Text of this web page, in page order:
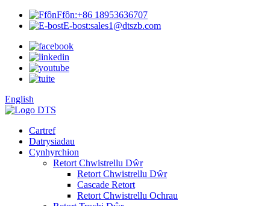
Ffôn:+86 18953636707
E-bost:sales1@dtszb.com
English
Cartref
Datrysiadau
Cynhyrchion
Retort Chwistrellu Dŵr
Retort Chwistrellu Dŵr
Cascade Retort
Retort Chwistrellu Ochrau